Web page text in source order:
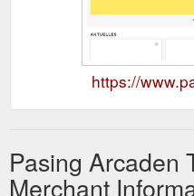
https://
Pasing Arcaden
Merchant